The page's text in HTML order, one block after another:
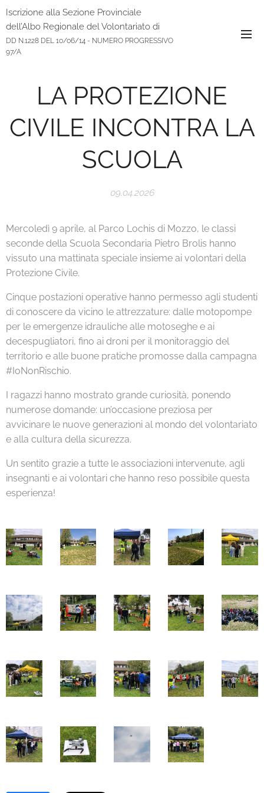
Iscrizione alla Sezione Provinciale
dell’Albo Regionale del Volontariato di
Protezione Civile
DD N.1228 DEL 10/06/14 - NUMERO PROGRESSIVO
97/A
LA PROTEZIONE
CIVILE INCONTRA LA
SCUOLA
09.04.2026
Mercoledì 9 aprile, al Parco Lochis di Mozzo, le classi
seconde della Scuola Secondaria Pietro Brolis hanno
vissuto una mattinata speciale insieme ai volontari della
Protezione Civile.
Cinque postazioni operative hanno permesso agli studenti
di conoscere da vicino le attrezzature: dalle motopompe
per le emergenze idrauliche alle motoseghe e ai
decespugliatori, fino ai droni per il monitoraggio del
territorio e alle buone pratiche promosse dalla campagna
#IoNonRischio.
I ragazzi hanno mostrato grande curiosità, ponendo
numerose domande: un’occasione preziosa per
avvicinare le nuove generazioni al mondo del volontariato
e alla cultura della sicurezza.
Un sentito grazie a tutte le associazioni intervenute, agli
insegnanti e ai volontari che hanno reso possibile questa
esperienza!